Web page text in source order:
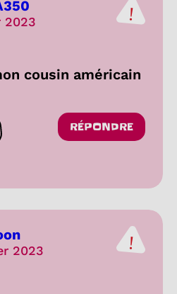
2023
cousin américain
les réactions
RÉPONDRE
2023